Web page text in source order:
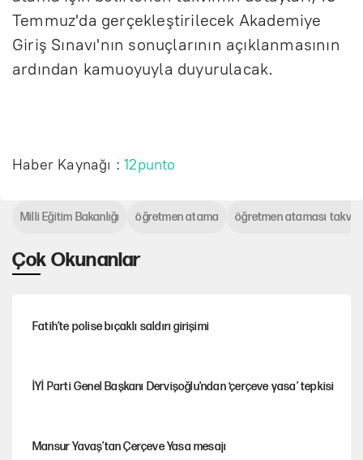
Temmuz'da gerçekleştirilecek Akademiye
Giriş Sınavı'nın sonuçlarının açıklanmasının
ardından kamuoyuyla duyurulacak.
Haber Kaynağı :12punto
Çok Okunanlar
Fatih’te polise bıçaklı saldırı girişimi
İYİ Parti Genel Başkanı Dervişoğlu'ndan ‘çerçeve yasa’ tepkisi
Mansur Yavaş’tan Çerçeve Yasa mesajı
Milli Eğitim Bakanlığı öğretmen atama öğretmen ataması